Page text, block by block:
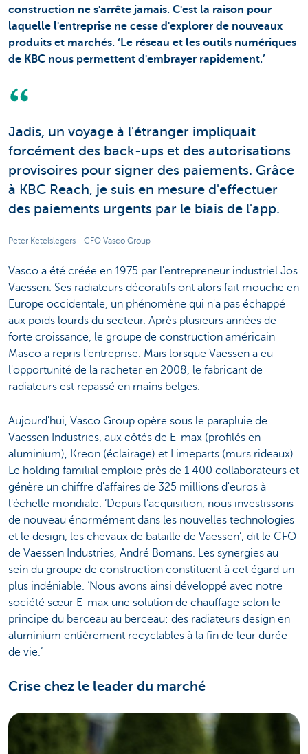
construction ne s'arrête jamais. C'est la raison pour
laquelle l'entreprise ne cesse d'explorer de nouveaux
produits et marchés. ‘Le réseau et les outils numériques
de KBC nous permettent d'embrayer rapidement.’
Jadis, un voyage à l'étranger impliquait
forcément des back-ups et des autorisations
provisoires pour signer des paiements. Grâce
à KBC Reach, je suis en mesure d'effectuer
des paiements urgents par le biais de l'app.
Peter Ketelslegers - CFO Vasco Group
Vasco a été créée en 1975 par l'entrepreneur industriel Jos
Vaessen. Ses radiateurs décoratifs ont alors fait mouche en
Europe occidentale, un phénomène qui n'a pas échappé
aux poids lourds du secteur. Après plusieurs années de
forte croissance, le groupe de construction américain
Masco a repris l'entreprise. Mais lorsque Vaessen a eu
l'opportunité de la racheter en 2008, le fabricant de
radiateurs est repassé en mains belges.
Aujourd'hui, Vasco Group opère sous le parapluie de
Vaessen Industries, aux côtés de E-max (profilés en
aluminium), Kreon (éclairage) et Limeparts (murs rideaux).
Le holding familial emploie près de 1 400 collaborateurs et
génère un chiffre d'affaires de 325 millions d'euros à
l'échelle mondiale. ‘Depuis l'acquisition, nous investissons
de nouveau énormément dans les nouvelles technologies
et le design, les chevaux de bataille de Vaessen’, dit le CFO
de Vaessen Industries, André Bomans. Les synergies au
sein du groupe de construction constituent à cet égard un
plus indéniable. ‘Nous avons ainsi développé avec notre
société sœur E-max une solution de chauffage selon le
principe du berceau au berceau: des radiateurs design en
aluminium entièrement recyclables à la fin de leur durée
de vie.’
Crise chez le leader du marché